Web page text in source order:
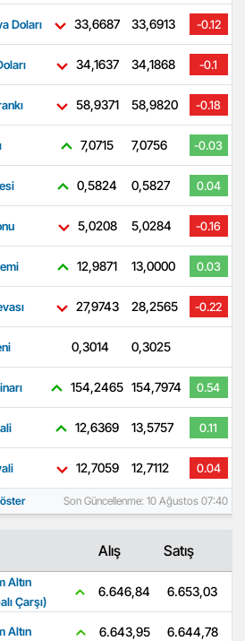
Doları 33,6687 33,6913 -0.12
34,1637 34,1868 -0.1
58,9371 58,9820 -0.18
7,0715 7,0756 -0.03
0,5824 0,5827 0.04
5,0208 5,0284 -0.16
12,9871 13,0000 0.03
27,9743 28,2565 -0.22
0,3014 0,3025
154,2465 154,7974 0.54
12,6369 13,5757 0.11
12,7059 12,7112 0.04
Son Güncellenme: 10 Ağustos 07:40
Alış Satış
Altın
Çarşı)
6.646,84 6.653,03
Altın 6.643,95 6.644,78